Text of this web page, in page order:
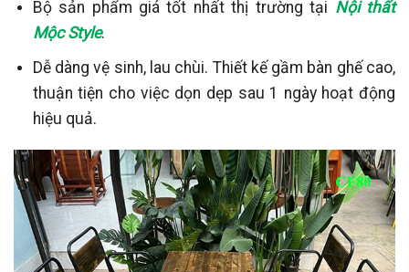
Bộ sản phẩm giá tốt nhất thị trường tại Nội thất
Mộc Style.
Dễ dàng vệ sinh, lau chùi. Thiết kế gầm bàn ghế cao,
thuận tiện cho việc dọn dẹp sau 1 ngày hoạt động
hiệu quả.